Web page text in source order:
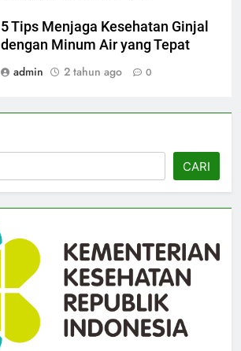
5 Tips Menjaga Kesehatan Ginjal
dengan Minum Air yang Tepat
admin
2 tahun ago 0
CARI